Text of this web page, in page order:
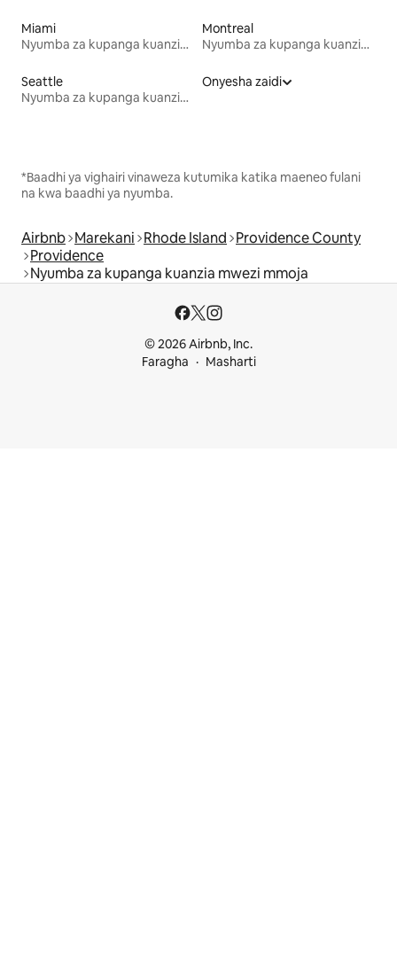
Miami
Nyumba za kupanga kuanzia mwezi mmoja
Montreal
Nyumba za kupanga kuanzia mwezi mmoja
Seattle
Nyumba za kupanga kuanzia mwezi mmoja
Onyesha zaidi
*Baadhi ya vighairi vinaweza kutumika katika maeneo fulani
na kwa baadhi ya nyumba.
Airbnb Marekani Rhode Island Providence County
Providence
Nyumba za kupanga kuanzia mwezi mmoja
© 2026 Airbnb, Inc.
Faragha
Masharti